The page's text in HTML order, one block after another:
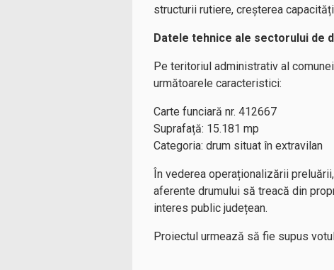
structurii rutiere, creșterea
Datele tehnice ale sectorului de
Pe teritoriul administrativ al
următoarele caracteristici:
Carte funciară nr. 412667
Suprafață: 15.181 mp
Categoria: drum situat în extravilan
În vederea operaționalizării
aferente drumului să treacă din
interes public județean.
Proiectul urmează să fie supus